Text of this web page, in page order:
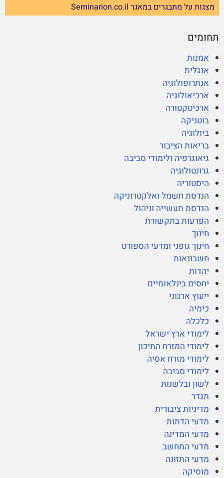
מצגות על מתבגרים במאגר Seminarion.co.il
תחומים
אמנות
אנגלית
אנתרופולוגיה
ארכיאולוגיה
ארכיטקטורה
בוטניקה
ביולוגיה
בריאות הציבור
גיאוגרפיה ולימודי סביבה
גרונטולוגיה
היסטוריה
הנדסת חשמל ואלקטרוניקה
הנדסת תעשייה וניהול
הפרעות בתקשורת
חינוך
חינוך גופני ומדעי הספורט
חשבונאות
יהדות
יחסים בינלאומיים
ייעוץ ארגוני
כימיה
כלכלה
לימודי ארץ ישראל
לימודי המזרח התיכון
לימודי מזרח אסיה
לימודי סביבה
לשון ובלשנות
מגדר
מדיניות ציבורית
מדעי הדתות
מדעי המדינה
מדעי המחשב
מדעי התזונה
מוסיקה